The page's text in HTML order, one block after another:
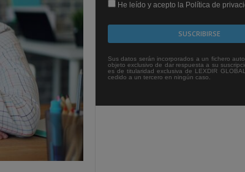
He leído y acepto la Política de
Sus datos serán incorporados a un fichero
objeto exclusivo de dar respuesta a su
es de titularidad exclusiva de LEXDIR
cedido a un tercero en ningún caso.